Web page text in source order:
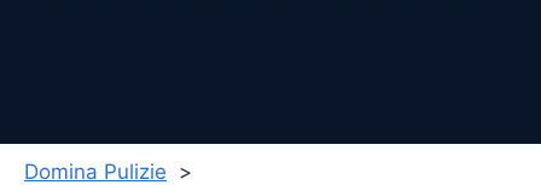
Domina Pulizie